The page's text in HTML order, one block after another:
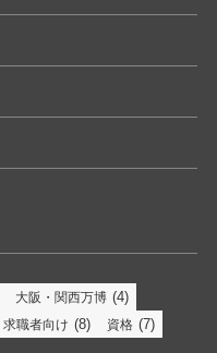
大阪・関西万博 (4)
求職者向け (8) 資格 (7)